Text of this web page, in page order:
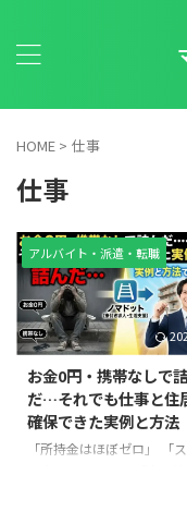
HOME > 仕事
仕事
アルバイト・派遣・転職
お金0円・携帯なしで
だ…それでも仕事と住
確保できた実例と方法
「所持金はほぼゼロ」 「